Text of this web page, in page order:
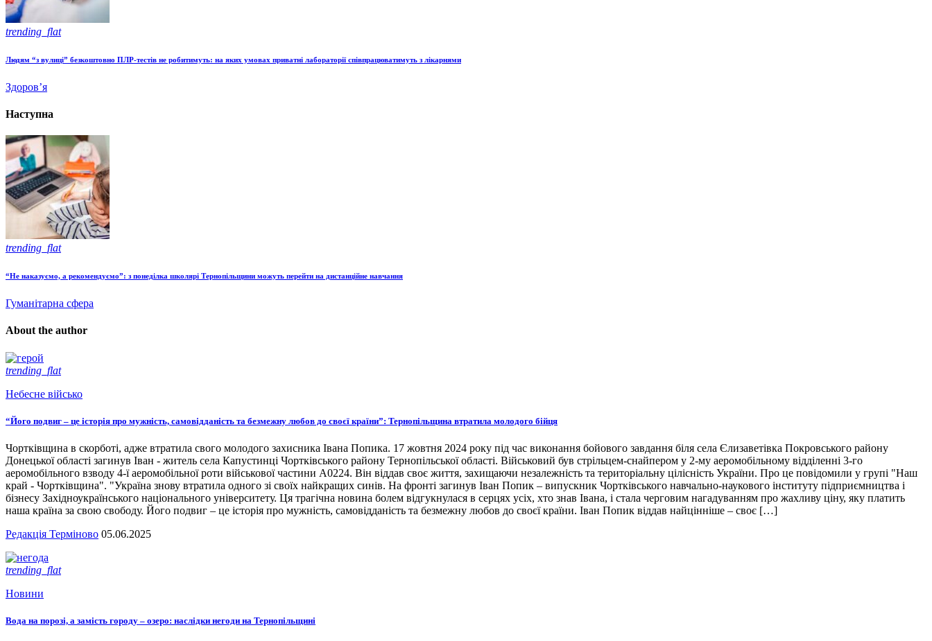
trending_flat
Людям “з вулиці” безкоштовно ПЛР-тестів не робитимуть: на яких умовах приватні лабораторії співпрацюватимуть з лікарнями
Здоров’я
Наступна
trending_flat
“Не наказуємо, а рекомендуємо”: з понеділка школярі Тернопільщини можуть перейти на дистанційне навчання
Гуманітарна сфера
About the author
trending_flat
Небесне військо
“Його подвиг – це історія про мужність, самовідданість та безмежну любов до своєї країни”: Тернопільщина втратила молодого бійця
Чортківщина в скорботі, адже втратила свого молодого захисника Івана Попика. 17 жовтня 2024 року під час виконання бойового завдання біля села Єлизаветівка Покровського району
Донецької області загинув Іван - житель села Капустинці Чортківського району Тернопільської області. Військовий був стрільцем-снайпером у 2-му аеромобільному відділенні 3-го
аеромобільного взводу 4-ї аеромобільної роти військової частини А0224. Він віддав своє життя, захищаючи незалежність та територіальну цілісність України. Про це повідомили у групі "Наш
край - Чортківщина". "Україна знову втратила одного зі своїх найкращих синів. На фронті загинув Іван Попик – випускник Чортківського навчально-наукового інституту підприємництва і
бізнесу Західноукраїнського національного університету. Ця трагічна новина болем відгукнулася в серцях усіх, хто знав Івана, і стала черговим нагадуванням про жахливу ціну, яку платить
наша країна за свою свободу. Його подвиг – це історія про мужність, самовідданість та безмежну любов до своєї країни. Іван Попик віддав найцінніше – своє […]
Редакція Терміново 05.06.2025
trending_flat
Новини
Вода на порозі, а замість городу – озеро: наслідки негоди на Тернопільщині